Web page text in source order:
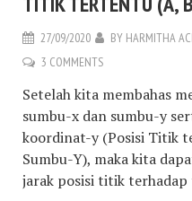
27/09/2020 BY HARMITHA
3 COMMENTS
Setelah kita membahas
sumbu-x dan sumbu-y
koordinat-y (Posisi Titik
Sumbu-Y), maka kita
jarak posisi titik terhadap